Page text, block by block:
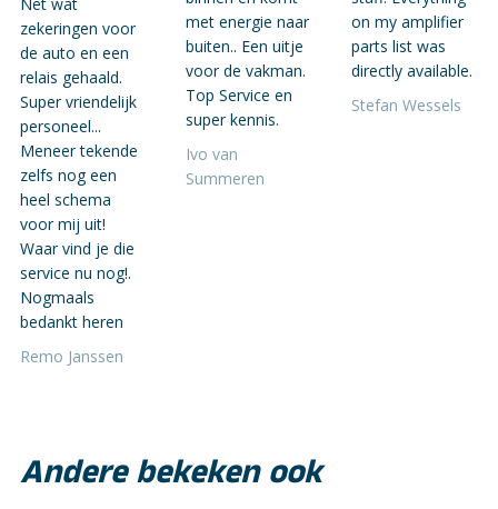
zekeringen voor
de auto en een
relais gehaald.
Super vriendelijk
personeel...
Meneer tekende
zelfs nog een
heel schema
voor mij uit!
Waar vind je die
service nu nog!.
Nogmaals
bedankt heren
Remo Janssen
met energie naar
buiten.. Een uitje
voor de vakman.
Top Service en
super kennis.
Ivo van
Summeren
on my amplifier
parts list was
directly available.
Stefan Wessels
Andere bekeken ook